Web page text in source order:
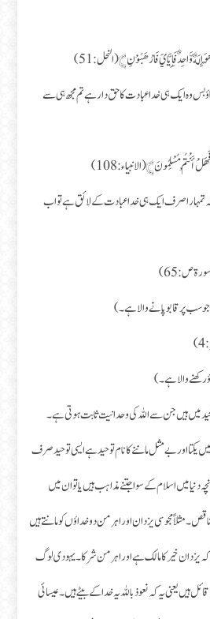
إِلَهٌ وَّاحِدٌ فَإِيَّايَ فَارْهَبُوْنِ﴾ (النحل:51)
بس وہ ایک ہی خدا عبادت کا حق دار ہے تم مجھ ہی سے
أَنْتُمْ مُسْلِمُونَ﴾ (الانبياء:108)
کہ تمہارا صرف ایک ہی خدا عبادت کے لائق ہے تو اب
ص: 65)
سب پر قابو پانے والا ہے۔)
رکھنے والا ہے۔)
میں ہیں جن سے اللہ کی وحدانیت ثابت ہوتی ہے۔
یکتا اور بے مثل ماننے کا نام توحید ہے ایسی توحید صرف
دنیا میں اسلام کے سوا جتنے مذاہب ہیں یا تو ان میں
مثلاً مجوسی یزدان اور اہرمن دو خداؤں کو مانتے ہیں
کہ یزدان خیر کا مالک ہے اور اہر من شرکا ۔ یہودی لوگ
ہیں یعنی یہ کہ نعوذ باللہ یہ خدا کے بیٹے ہیں۔ عیسائی